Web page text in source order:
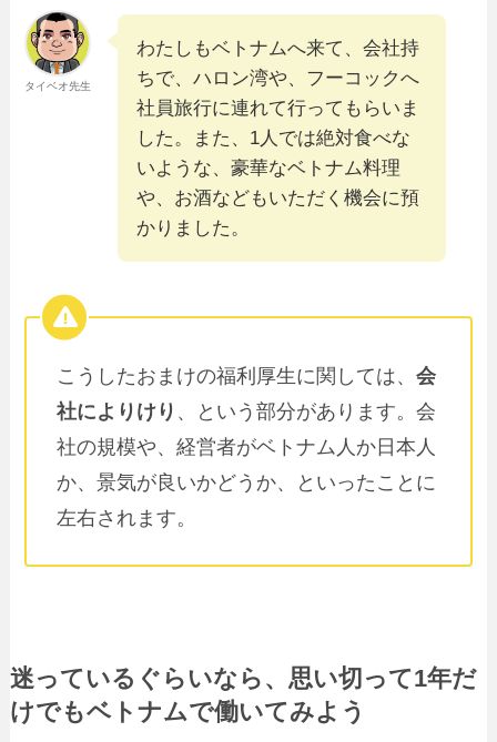
タイベオ先生
わたしもベトナムへ来て、会社持
ちで、ハロン湾や、フーコックへ
社員旅行に連れて行ってもらいま
した。また、1人では絶対食べな
いような、豪華なベトナム料理
や、お酒などもいただく機会に預
かりました。
こうしたおまけの福利厚生に関しては、会
社によりけり 、という部分があります。会
社の規模や、経営者がベトナム人か日本人
か、景気が良いかどうか、といったことに
左右されます。
迷っているぐらいなら、思い切って1年だ
けでもベトナムで働いてみよう